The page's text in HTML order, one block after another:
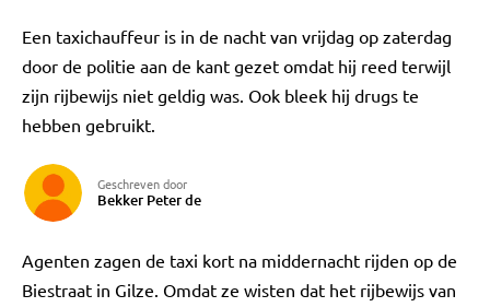
Een taxichauffeur is in de nacht van vrijdag op zaterdag
door de politie aan de kant gezet omdat hij reed terwijl
zijn rijbewijs niet geldig was. Ook bleek hij drugs te
hebben gebruikt.
Geschreven door
Bekker Peter de
Agenten zagen de taxi kort na middernacht rijden op de
Biestraat in Gilze. Omdat ze wisten dat het rijbewijs van